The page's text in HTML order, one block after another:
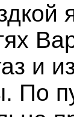
и
По